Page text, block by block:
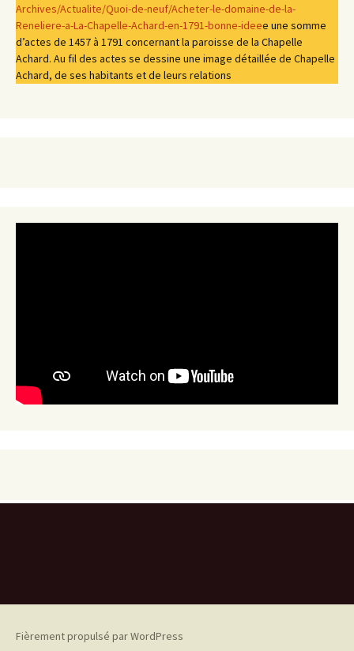
Archives/Actualite/Quoi-de-neuf/Acheter-le-domaine-de-la-
Reneliere-a-La-Chapelle-Achard-en-1791-bonne-ideee une somme
d’actes de 1457 à 1791 concernant la paroisse de la Chapelle
Achard. Au fil des actes se dessine une image détaillée de Chapelle
Achard, de ses habitants et de leurs relations
Fièrement propulsé par WordPress